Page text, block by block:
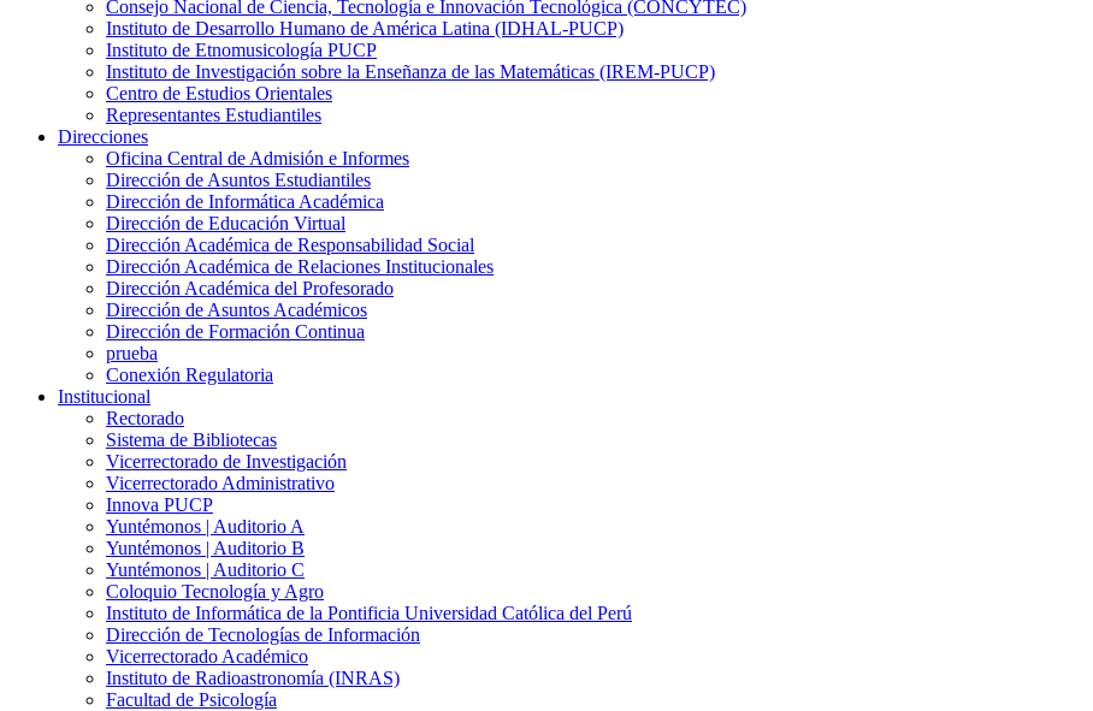
Consejo Nacional de Ciencia, Tecnología e Innovación Tecnológica (CONCYTEC)
Instituto de Desarrollo Humano de América Latina (IDHAL-PUCP)
Instituto de Etnomusicología PUCP
Instituto de Investigación sobre la Enseñanza de las Matemáticas (IREM-PUCP)
Centro de Estudios Orientales
Representantes Estudiantiles
Direcciones
Oficina Central de Admisión e Informes
Dirección de Asuntos Estudiantiles
Dirección de Informática Académica
Dirección de Educación Virtual
Dirección Académica de Responsabilidad Social
Dirección Académica de Relaciones Institucionales
Dirección Académica del Profesorado
Dirección de Asuntos Académicos
Dirección de Formación Continua
prueba
Conexión Regulatoria
Institucional
Rectorado
Sistema de Bibliotecas
Vicerrectorado de Investigación
Vicerrectorado Administrativo
Innova PUCP
Yuntémonos | Auditorio A
Yuntémonos | Auditorio B
Yuntémonos | Auditorio C
Coloquio Tecnología y Agro
Instituto de Informática de la Pontificia Universidad Católica del Perú
Dirección de Tecnologías de Información
Vicerrectorado Académico
Instituto de Radioastronomía (INRAS)
Facultad de Psicología